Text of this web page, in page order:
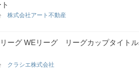
株式会社アート不動産
ーグ WEリーグ リーグカップタイト
クラシエ株式会社